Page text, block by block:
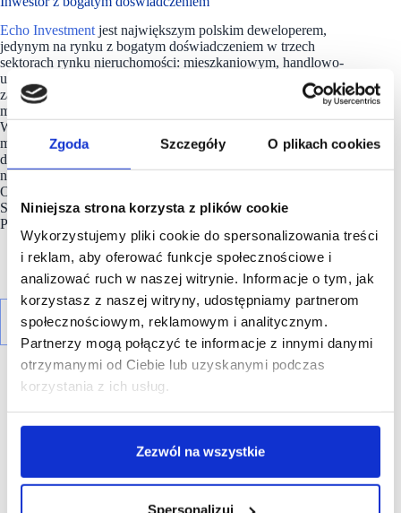
Zgoda Szczegóły O plikach cookies
Niniejsza strona korzysta z plików cookie
Wykorzystujemy pliki cookie do spersonalizowania treści
i reklam, aby oferować funkcje społecznościowe i
analizować ruch w naszej witrynie. Informacje o tym, jak
korzystasz z naszej witryny, udostępniamy partnerom
społecznościowym, reklamowym i analitycznym.
Partnerzy mogą połączyć te informacje z innymi danymi
otrzymanymi od Ciebie lub uzyskanymi podczas
korzystania z ich usług.
Zezwól na wszystkie
Spersonalizuj
Echo Investment jest największym polskim deweloperem,
jedynym na rynku z bogatym doświadczeniem w trzech
sektorach rynku nieruchomości: mieszkaniowym, handlowo-
usługowym oraz biurowym. Jako firma współodpowiedzialna
za rozwój miast, Echo Investment angażuje się w duże
miastotwórcze projekty łączące różne funkcje, jak Browary
Warszawskie czy Fuzja w Łodzi. To miejsca, w których ludzie
mogą pracować, mieszkać, bawić się i zaspokajać potrzeby
dnia codziennego. Od 1996 roku Echo Investment jest
notowane na Giełdzie Papierów Wartościowych w Warszawie.
Od 2019 roku głównymi akcjonariuszami Echo Investment
S.A. są węgierski Wing IHC Zrt oraz partnerzy Griffin Capital
Partners.
R E K L A M A